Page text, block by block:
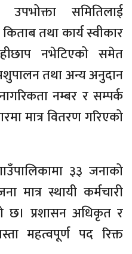
समितिलाई
तथा कार्य स्वीकार
नभेटिएको समेत
तथा अन्य अनुदान
नम्बर र सम्पर्क
मात्र वितरण गरिएको
३३ जनाको
मात्र स्थायी कर्मचारी
छ। प्रशासन अधिकृत र
महत्वपूर्ण पद रिक्त